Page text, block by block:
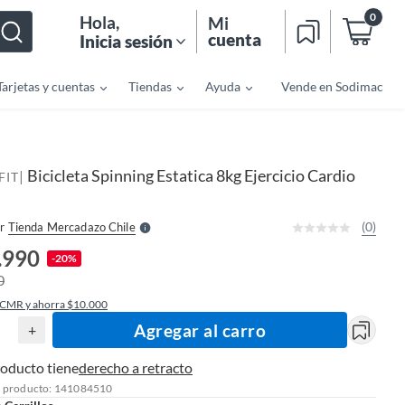
Hola,
Inicia sesión
Mi
cuenta
0
y cuentas Tiendas Ayuda Vende en Sodimac
| Bicicleta Spinning Estatica 8kg Ejercicio Cardio
Tienda Mercadazo ChileS
e
r
(0)
-20%
y ahorra $10.000
+ Agregar al carro
tienederecho a retracto
producto: 141084510